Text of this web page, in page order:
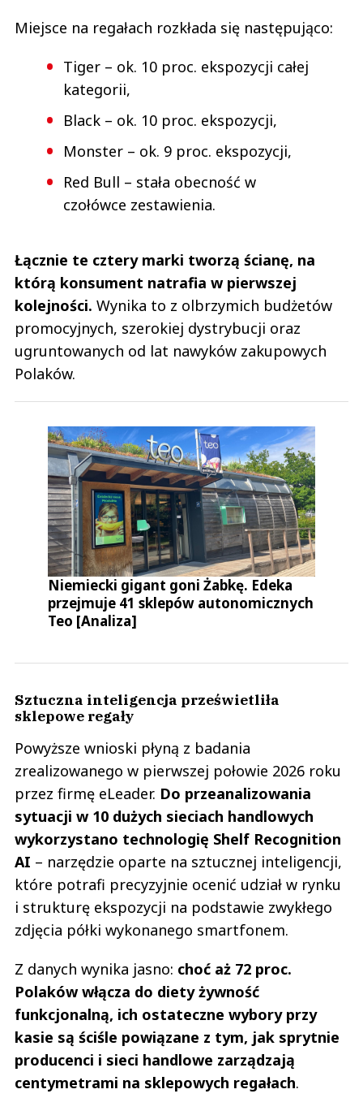
Miejsce na regałach rozkłada się następująco:
Tiger – ok. 10 proc. ekspozycji całej
kategorii,
Black – ok. 10 proc. ekspozycji,
Monster – ok. 9 proc. ekspozycji,
Red Bull – stała obecność w
czołówce zestawienia.
Łącznie te cztery marki tworzą ścianę, na
którą konsument natrafia w pierwszej
kolejności. Wynika to z olbrzymich budżetów
promocyjnych, szerokiej dystrybucji oraz
ugruntowanych od lat nawyków zakupowych
Polaków.
Niemiecki gigant goni Żabkę. Edeka
przejmuje 41 sklepów autonomicznych
Teo [Analiza]
Sztuczna inteligencja prześwietliła
sklepowe regały
Powyższe wnioski płyną z badania
zrealizowanego w pierwszej połowie 2026 roku
przez firmę eLeader. Do przeanalizowania
sytuacji w 10 dużych sieciach handlowych
wykorzystano technologię Shelf Recognition
AI – narzędzie oparte na sztucznej inteligencji,
które potrafi precyzyjnie ocenić udział w rynku
i strukturę ekspozycji na podstawie zwykłego
zdjęcia półki wykonanego smartfonem.
Z danych wynika jasno: choć aż 72 proc.
Polaków włącza do diety żywność
funkcjonalną, ich ostateczne wybory przy
kasie są ściśle powiązane z tym, jak sprytnie
producenci i sieci handlowe zarządzają
centymetrami na sklepowych regałach.